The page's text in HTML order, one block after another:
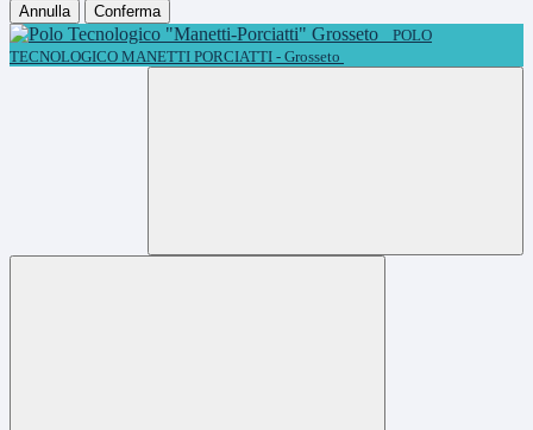
Annulla
Conferma
POLO
TECNOLOGICO MANETTI PORCIATTI - Grosseto